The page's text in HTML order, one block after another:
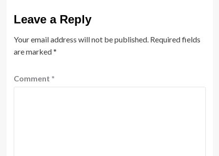
Leave a Reply
Your email address will not be published. Required fields
are marked*
Comment *